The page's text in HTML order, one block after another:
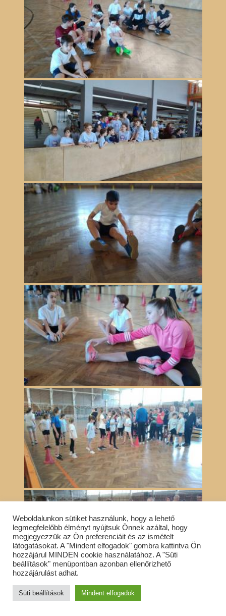
« ‹ of4 ›
Weboldalunkon sütiket használunk, hogy a lehető
legmegfelelőbb élményt nyújtsuk Önnek azáltal, hogy
megjegyezzük az Ön preferenciáit és az ismételt
látogatásokat. A "Mindent elfogadok" gombra kattintva Ön
hozzájárul MINDEN cookie használatához. A "Süti
beállítások" menüpontban azonban ellenőrizhető
hozzájárulást adhat.
Süti beállítások Mindent elfogadok